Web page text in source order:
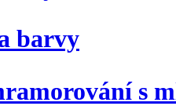
barvy
s